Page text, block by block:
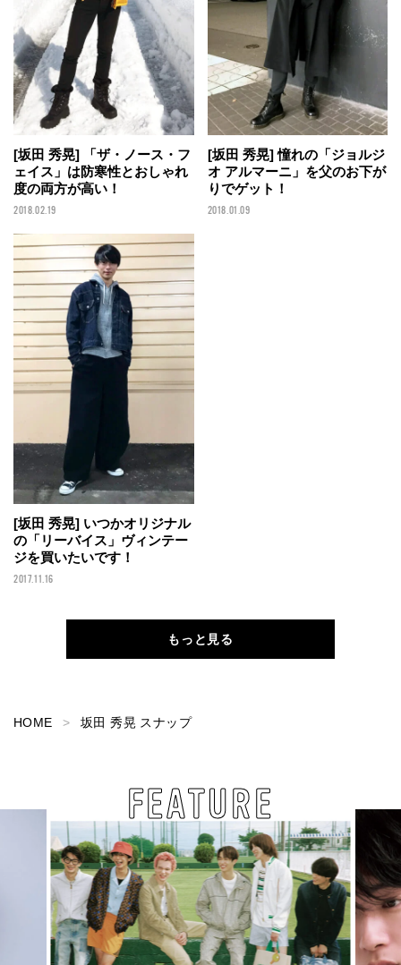
[坂田 秀晃] 「ザ・ノース・フ
ェイス」は防寒性とおしゃれ
度の両方が高い！
2018.02.19
[坂田 秀晃] 憧れの「ジョルジ
オ アルマーニ」を父のお下が
りでゲット！
2018.01.09
[坂田 秀晃] いつかオリジナル
の「リーバイス」ヴィンテー
ジを買いたいです！
2017.11.16
もっと見る
HOME 坂田 秀晃 スナップ
FEATURE